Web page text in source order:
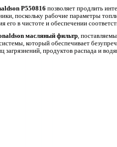
P550816 позволяет продлить
поскольку рабочие параметры
его в чистоте и обеспечении
масляный фильтр,
который обеспечивает
загрязнений, продуктов распада и